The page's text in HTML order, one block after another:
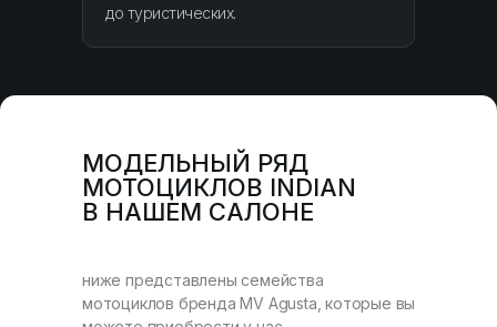
до туристических.
ниже представлены семейства
мотоциклов бренда MV Agusta, которые вы
МОДЕЛЬНЫЙ РЯД
МОТОЦИКЛОВ INDIAN
В НАШЕМ САЛОНЕ